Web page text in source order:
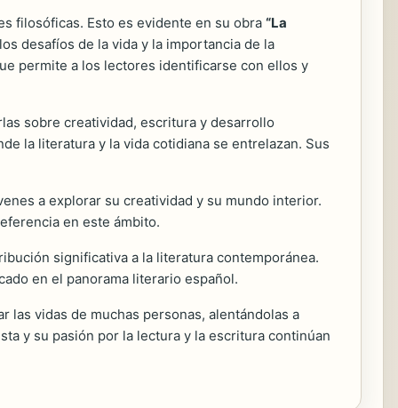
filosóficas. Esto es evidente en su obra “La
desafíos de la vida y la importancia de la
permite a los lectores identificarse con ellos y
sobre creatividad, escritura y desarrollo
la literatura y la vida cotidiana se entrelazan. Sus
a explorar su creatividad y su mundo interior.
en este ámbito.
significativa a la literatura contemporánea.
en el panorama literario español.
las vidas de muchas personas, alentándolas a
y su pasión por la lectura y la escritura continúan